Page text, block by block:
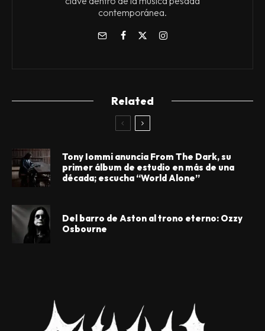
contemporánea.
Related
Tony Iommi anuncia From The Dark, su
primer álbum de estudio en más de una
década; escucha “World Alone”
Del barro de Aston al trono eterno: Ozzy
Osbourne